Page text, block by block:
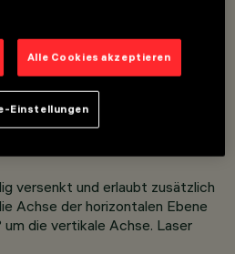
Ein miniaturisierter und
Sehkomfort, in dessen
für den Bedarf der Nutzer
Platz finden.
versenkt und erlaubt zusätzlich
Achse der horizontalen Ebene
die vertikale Achse. Laser
Alle Cookies akzeptieren
Einstellungen